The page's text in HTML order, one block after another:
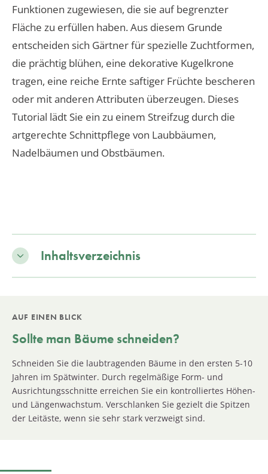
Funktionen zugewiesen, die sie auf begrenzter
Fläche zu erfüllen haben. Aus diesem Grunde
entscheiden sich Gärtner für spezielle Zuchtformen,
die prächtig blühen, eine dekorative Kugelkrone
tragen, eine reiche Ernte saftiger Früchte bescheren
oder mit anderen Attributen überzeugen. Dieses
Tutorial lädt Sie ein zu einem Streifzug durch die
artgerechte Schnittpflege von Laubbäumen,
Nadelbäumen und Obstbäumen.
Inhaltsverzeichnis
AUF EINEN BLICK
Sollte man Bäume schneiden?
Schneiden Sie die laubtragenden Bäume in den ersten 5-10
Jahren im Spätwinter. Durch regelmäßige Form- und
Ausrichtungsschnitte erreichen Sie ein kontrolliertes Höhen-
und Längenwachstum. Verschlanken Sie gezielt die Spitzen
der Leitäste, wenn sie sehr stark verzweigt sind.